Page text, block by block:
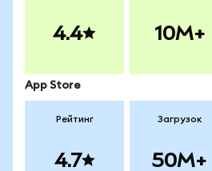
4.4 10M+
App Store
Рейтинг
4.7
Загрузок
50M+